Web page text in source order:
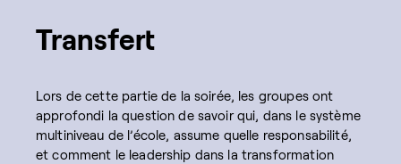
Transfert
Lors de cette partie de la soirée, les groupes ont
approfondi la question de savoir qui, dans le système
multiniveau de l’école, assume quelle responsabilité,
et comment le leadership dans la transformation